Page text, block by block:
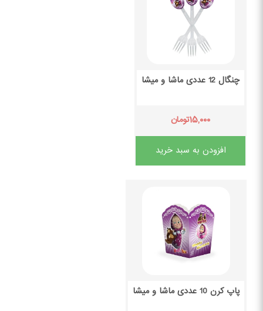
چنگال 12 عددی ماشا و میشا
۱۵,۰۰۰تومان
افزودن به سبد خرید
پاپ کرن 10 عددی ماشا و میشا